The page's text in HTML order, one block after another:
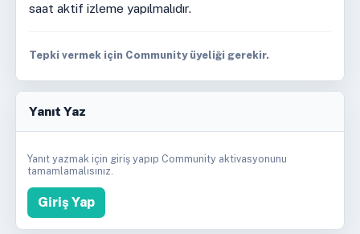
saat aktif izleme yapılmalıdır.
Tepki vermek için Community üyeliği gerekir.
Yanıt Yaz
Yanıt yazmak için giriş yapıp Community aktivasyonunu
tamamlamalısınız.
Giriş Yap